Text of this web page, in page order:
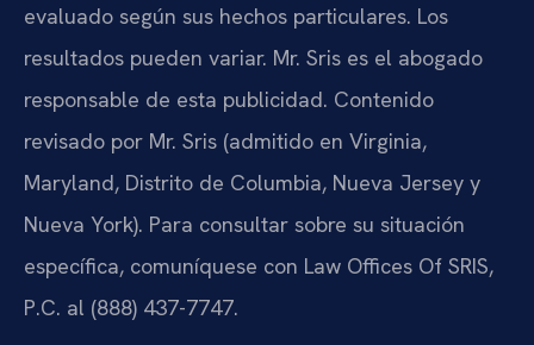
evaluado según sus hechos particulares. Los
resultados pueden variar. Mr. Sris es el abogado
responsable de esta publicidad. Contenido
revisado por Mr. Sris (admitido en Virginia,
Maryland, Distrito de Columbia, Nueva Jersey y
Nueva York). Para consultar sobre su situación
específica, comuníquese con Law Offices Of SRIS,
P.C. al (888) 437-7747.